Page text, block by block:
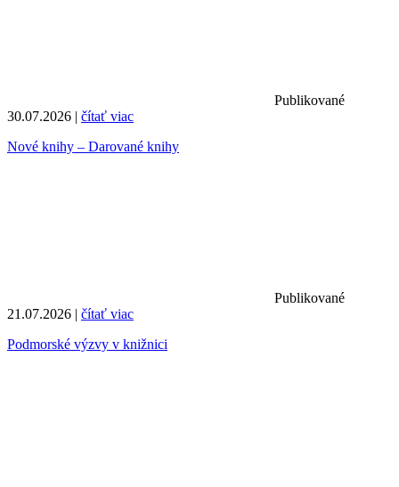
Publikované
30.07.2026 | čítať viac
Nové knihy – Darované knihy
Publikované
21.07.2026 | čítať viac
Podmorské výzvy v knižnici